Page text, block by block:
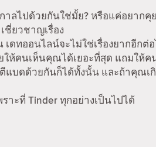
าลไปด้วยกันใช่มั้ย? หรือแค่อยาก
ชี่ยวชาญเรื่อง
ดทออนไลน์จะไม่ใช่เรื่องยากอีกต่
ให้คนเห็นคุณได้เยอะที่สุด แถมใ
บดด้วยกันก็ได้ทั้งนั้น และถ้าคุณเกิ
าะที่ Tinder ทุกอย่างเป็นไปได้